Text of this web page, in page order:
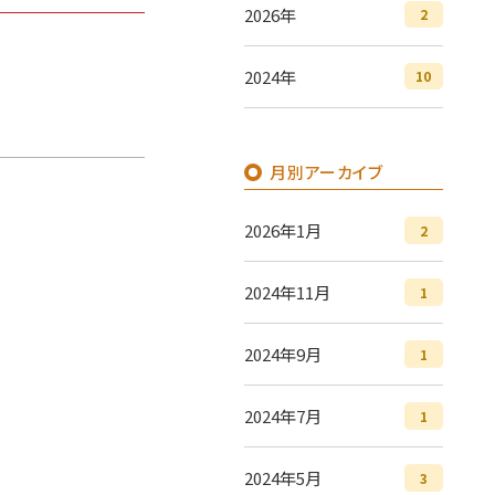
2026年 2
2024年 10
月別アーカイブ
2026年1月 2
2024年11月 1
2024年9月 1
2024年7月 1
2024年5月 3